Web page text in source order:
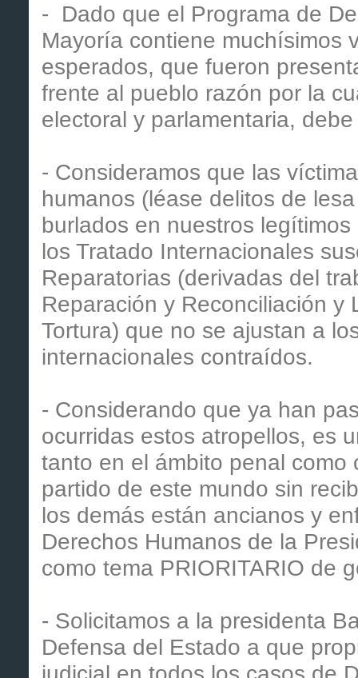
- Dado que el Programa de
Mayoría contiene muchísimos
esperados, que fueron
frente al pueblo razón por la
electoral y parlamentaria,
- Consideramos que las
humanos (léase delitos de
burlados en nuestros
los Tratado Internacionales
Reparatorias (derivadas del
Reparación y Reconciliación y
Tortura) que no se ajustan a
internacionales contraídos.
- Considerando que ya han
ocurridas estos atropellos, es
tanto en el ámbito penal
partido de este mundo sin
los demás están ancianos y
Derechos Humanos de la
como tema PRIORITARIO de
- Solicitamos a la presidenta
Defensa del Estado a que